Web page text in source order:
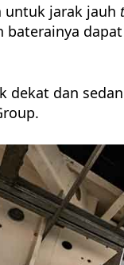
untuk jarak jauh
baterainya
dekat dan